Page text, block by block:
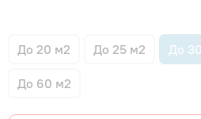
До 20 м2 До 25 м2 До
До 60 м2